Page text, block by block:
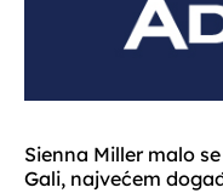
Sienna Miller malo
Gali, najvećem